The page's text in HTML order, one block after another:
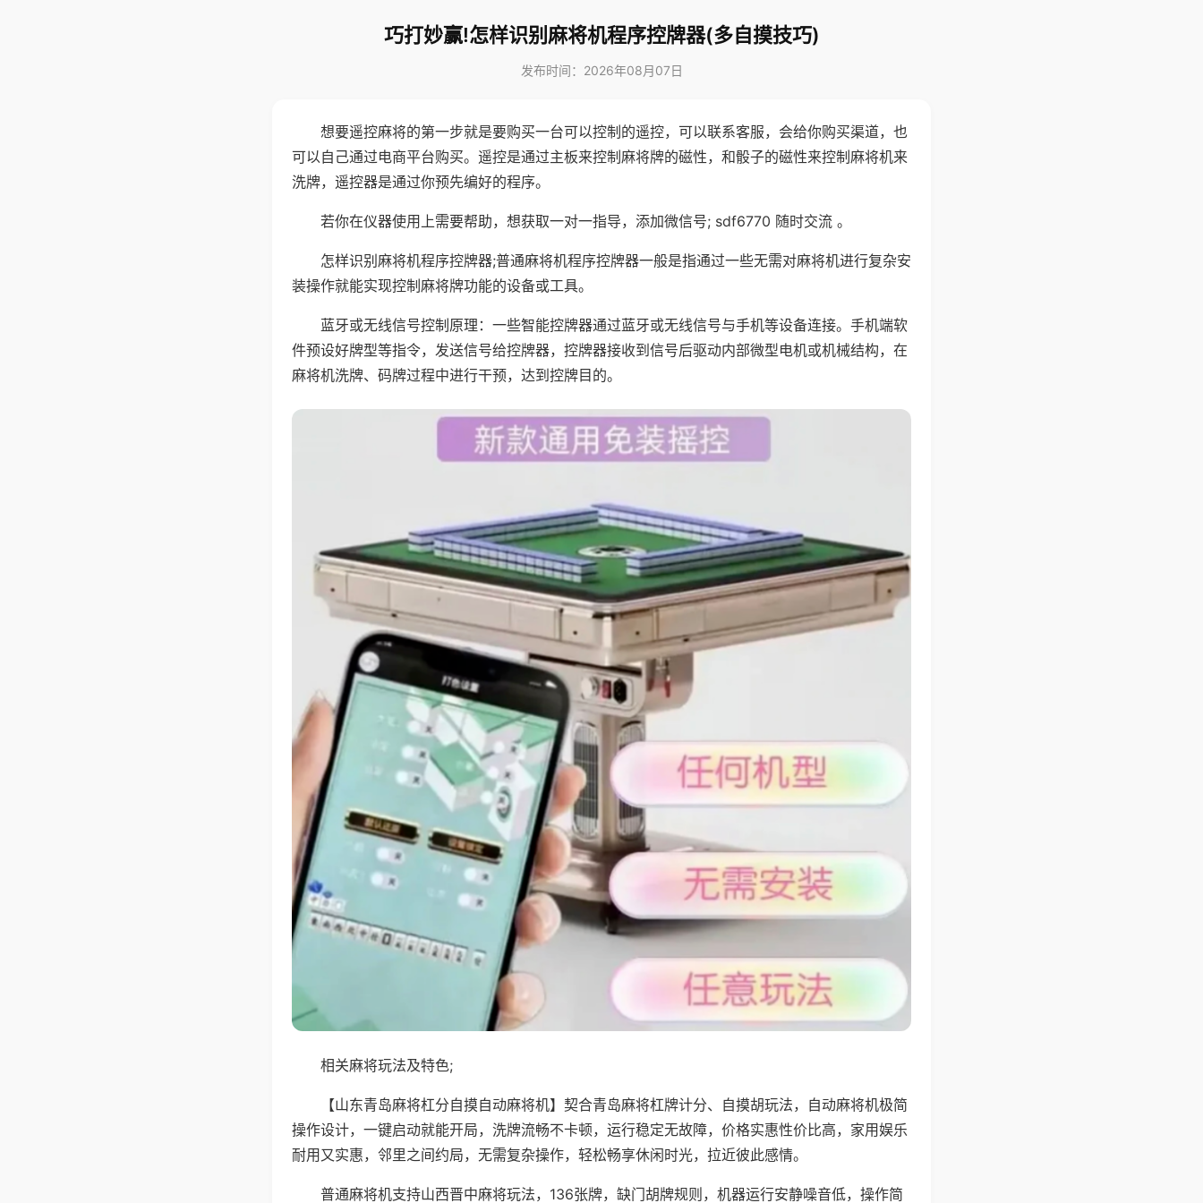
巧打妙赢!怎样识别麻将机程序控牌器(多自摸技巧)
发布时间：2026年08月07日
想要遥控麻将的第一步就是要购买一台可以控制的遥控，可以联系客服，会给你购买渠道，也
可以自己通过电商平台购买。遥控是通过主板来控制麻将牌的磁性，和骰子的磁性来控制麻将机来
洗牌，遥控器是通过你预先编好的程序。
若你在仪器使用上需要帮助，想获取一对一指导，添加微信号; sdf6770 随时交流 。
怎样识别麻将机程序控牌器;普通麻将机程序控牌器一般是指通过一些无需对麻将机进行复杂安
装操作就能实现控制麻将牌功能的设备或工具。
蓝牙或无线信号控制原理：一些智能控牌器通过蓝牙或无线信号与手机等设备连接。手机端软
件预设好牌型等指令，发送信号给控牌器，控牌器接收到信号后驱动内部微型电机或机械结构，在
麻将机洗牌、码牌过程中进行干预，达到控牌目的。
相关麻将玩法及特色;
【山东青岛麻将杠分自摸自动麻将机】契合青岛麻将杠牌计分、自摸胡玩法，自动麻将机极简
操作设计，一键启动就能开局，洗牌流畅不卡顿，运行稳定无故障，价格实惠性价比高，家用娱乐
耐用又实惠，邻里之间约局，无需复杂操作，轻松畅享休闲时光，拉近彼此感情。
普通麻将机支持山西晋中麻将玩法，136张牌，缺门胡牌规则，机器运行安静噪音低，操作简